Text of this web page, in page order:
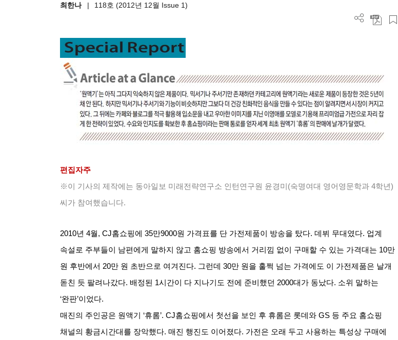
최한나 | 118호 (2012년 12월 Issue 1)
편집자주
※이 기사의 제작에는 동아일보 미래전략연구소 인턴연구원 윤경미(숙명여대 영어영문학과 4학년)
씨가 참여했습니다.
2010년 4월, CJ홈쇼핑에 35만9000원 가격표를 단 가전제품이 방송을 탔다. 데뷔 무대였다. 업계
속설로 주부들이 남편에게 말하지 않고 홈쇼핑 방송에서 거리낌 없이 구매할 수 있는 가격대는 10만
원 후반에서 20만 원 초반으로 여겨진다. 그런데 30만 원을 훌쩍 넘는 가격에도 이 가전제품은 날개
돋친 듯 팔려나갔다. 배정된 1시간이 다 지나기도 전에 준비했던 2000대가 동났다. 소위 말하는
‘완판’이었다.
매진의 주인공은 원액기 ‘휴롬’. CJ홈쇼핑에서 첫선을 보인 후 휴롬은 롯데와 GS 등 주요 홈쇼핑
채널의 황금시간대를 장악했다. 매진 행진도 이어졌다. 가전은 오래 두고 사용하는 특성상 구매에